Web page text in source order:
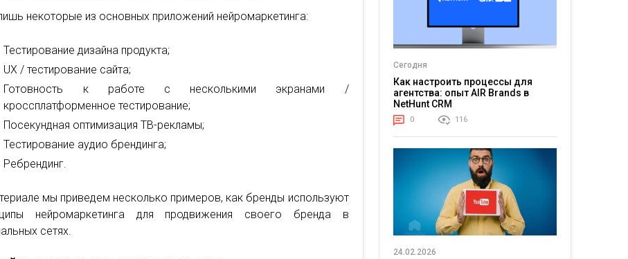
некоторые из основных приложений нейромаркетинга:
Тестирование дизайна продукта;
UX / тестирование сайта;
Готовность к работе с несколькими экранами /
кроссплатформенное тестирование;
Посекундная оптимизация ТВ-рекламы;
Тестирование аудио брендинга;
Ребрендинг.
мы приведем несколько примеров, как бренды используют
нейромаркетинга для продвижения своего бренда в
сетях.
Сегодня
Как настроить процессы для
агентства: опыт AIR Brands в
NetHunt CRM
0 116
24.02.2026